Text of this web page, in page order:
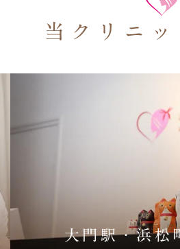
当クリニ
大門駅・浜松